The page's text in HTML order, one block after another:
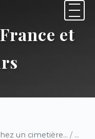
et
un cimetière... / ...